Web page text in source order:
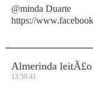
@minda Duarte
https://
Almerinda
13:59:41